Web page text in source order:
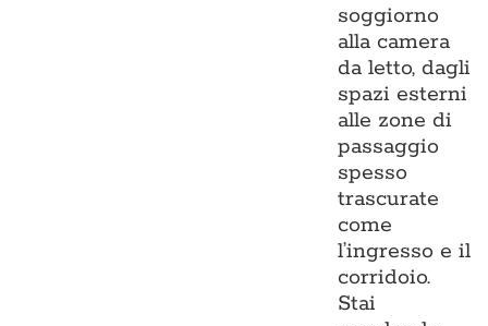
soggiorno
alla camera
da letto, dagli
spazi esterni
alle zone di
passaggio
spesso
trascurate
come
l’ingresso e il
corridoio.
Stai